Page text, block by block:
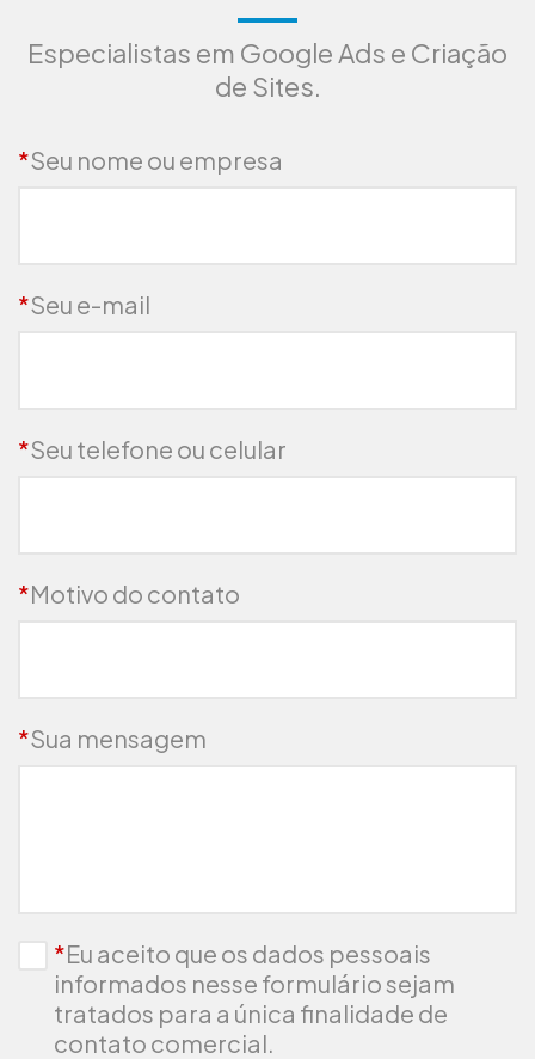
Especialistas em Google Ads e Criação
de Sites.
*Seu nome ou empresa
*Seu e-mail
*Seu telefone ou celular
*Motivo do contato
*Sua mensagem
*Eu aceito que os dados pessoais
informados nesse formulário sejam
tratados para a única finalidade de
contato comercial.